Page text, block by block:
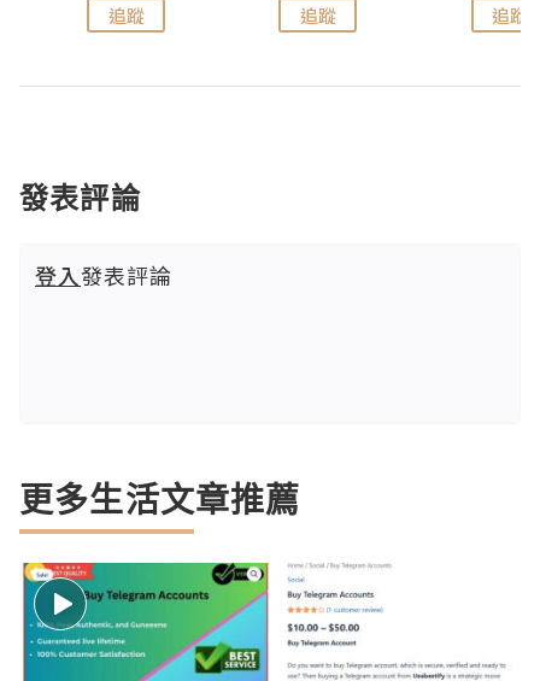
追蹤 追蹤 追蹤
發表評論
登入發表評論
更多生活文章推薦